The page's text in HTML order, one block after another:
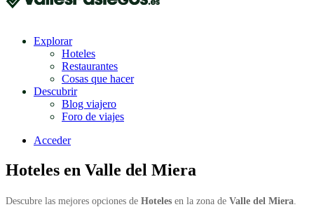
Explorar
Hoteles
Restaurantes
Cosas que hacer
Descubrir
Blog viajero
Foro de viajes
Acceder
Hoteles en Valle del Miera
Descubre las mejores opciones de Hoteles en la zona de Valle del Miera